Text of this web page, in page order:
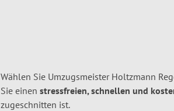
Wählen Sie Umzugsmeister Holtzmann
Sie einen stressfreien, schnellen und
zugeschnitten ist.